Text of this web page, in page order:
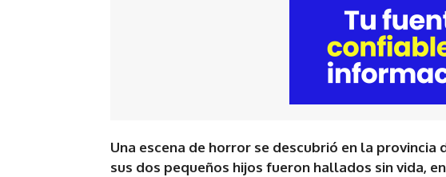
Una escena de horror se descubrió en la
sus dos pequeños hijos fueron hallados sin vida,